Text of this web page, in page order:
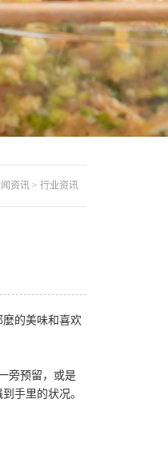
资讯 > 行业资讯
的美味和喜欢
旁预留，或是
手里的状况。